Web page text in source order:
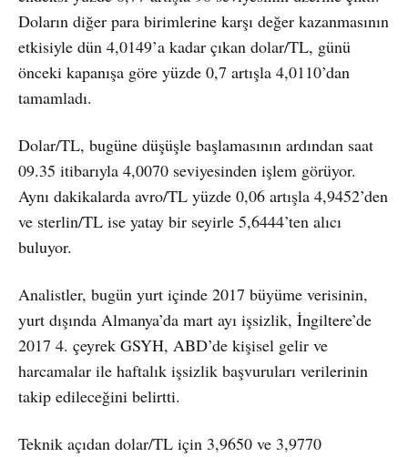
Doların diğer para birimlerine karşı değer kazanmasının
etkisiyle dün 4,0149’a kadar çıkan dolar/TL, günü
önceki kapanışa göre yüzde 0,7 artışla 4,0110’dan
tamamladı.
Dolar/TL, bugüne düşüşle başlamasının ardından saat
09.35 itibarıyla 4,0070 seviyesinden işlem görüyor.
Aynı dakikalarda avro/TL yüzde 0,06 artışla 4,9452’den
ve sterlin/TL ise yatay bir seyirle 5,6444’ten alıcı
buluyor.
Analistler, bugün yurt içinde 2017 büyüme verisinin,
yurt dışında Almanya’da mart ayı işsizlik, İngiltere’de
2017 4. çeyrek GSYH, ABD’de kişisel gelir ve
harcamalar ile haftalık işsizlik başvuruları verilerinin
takip edileceğini belirtti.
Teknik açıdan dolar/TL için 3,9650 ve 3,9770